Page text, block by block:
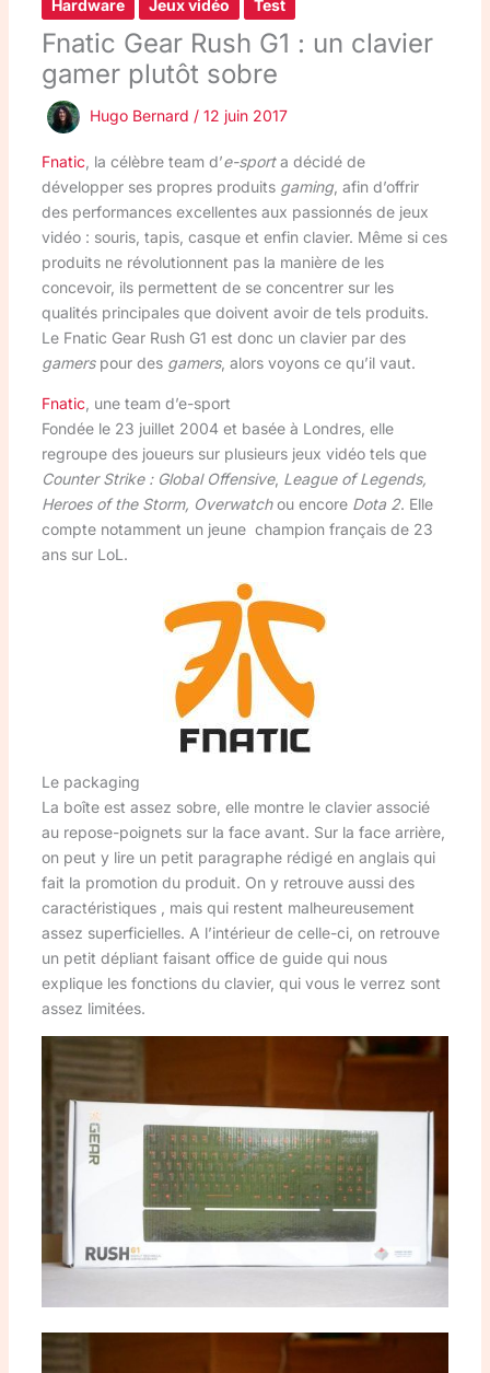
Hardware Jeux vidéo Test
Fnatic Gear Rush G1 : un clavier
gamer plutôt sobre
Hugo Bernard / 12 juin 2017
Fnatic , la célèbre team d’e-sporta décidé de
développer ses propres produits gaming, afin d’offrir
des performances excellentes aux passionnés de jeux
vidéo : souris, tapis, casque et enfin clavier. Même si ces
produits ne révolutionnent pas la manière de les
concevoir, ils permettent de se concentrer sur les
qualités principales que doivent avoir de tels produits.
Le Fnatic Gear Rush G1 est donc un clavier par des
gamerspour des gamers, alors voyons ce qu’il vaut.
Fnatic , une team d’e-sport
Fondée le 23 juillet 2004 et basée à Londres, elle
regroupe des joueurs sur plusieurs jeux vidéo tels que
Counter Strike : Global Offensive, League of Legends,
Heroes of the Storm, Overwatchou encore Dota 2. Elle
compte notamment un jeune champion français de 23
ans sur LoL.
Le packaging
La boîte est assez sobre, elle montre le clavier associé
au repose-poignets sur la face avant. Sur la face arrière,
on peut y lire un petit paragraphe rédigé en anglais qui
fait la promotion du produit. On y retrouve aussi des
caractéristiques , mais qui restent malheureusement
assez superficielles. A l’intérieur de celle-ci, on retrouve
un petit dépliant faisant office de guide qui nous
explique les fonctions du clavier, qui vous le verrez sont
assez limitées.